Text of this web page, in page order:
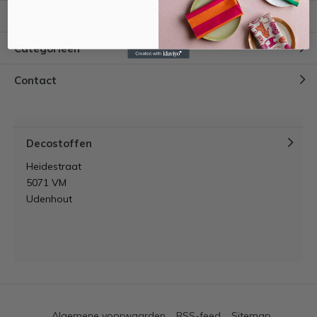
Categorieën
Contact
Decostoffen
Heidestraat
5071 VM
Udenhout